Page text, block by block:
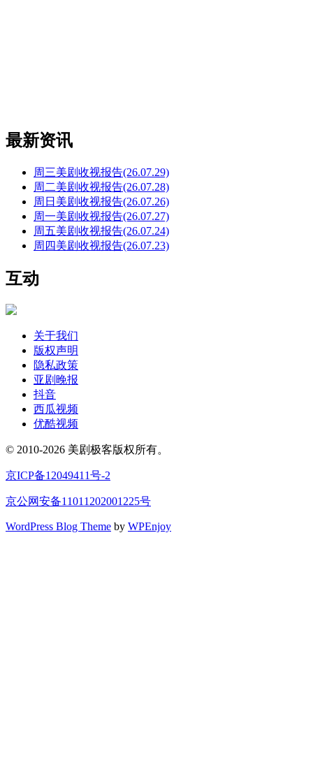
最新资讯
周三美剧收视报告(26.07.29)
周二美剧收视报告(26.07.28)
周日美剧收视报告(26.07.26)
周一美剧收视报告(26.07.27)
周五美剧收视报告(26.07.24)
周四美剧收视报告(26.07.23)
互动
关于我们
版权声明
隐私政策
亚剧晚报
抖音
西瓜视频
优酷视频
© 2010-2026 美剧极客版权所有。
京ICP备12049411号-2
京公网安备11011202001225号
WordPress Blog Theme by WPEnjoy